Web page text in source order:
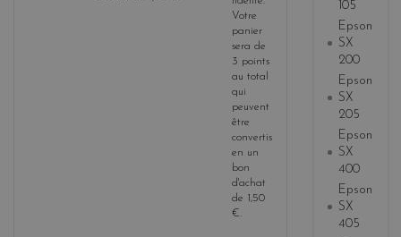
Votre
panier
sera de
3 points
au total
qui
peuvent
être
convertis
en un
bon
d'achat
de 1,50
€.
105
Epson
SX
200
Epson
SX
205
Epson
SX
400
Epson
SX
405